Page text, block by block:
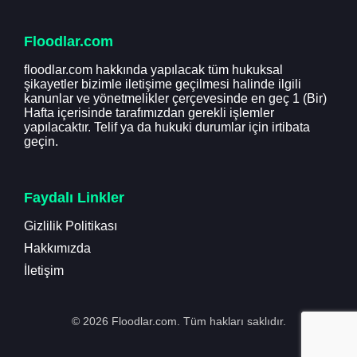
Floodlar.com
floodlar.com hakkında yapılacak tüm hukuksal
şikayetler bizimle iletişime geçilmesi halinde ilgili
kanunlar ve yönetmelikler çerçevesinde en geç 1 (Bir)
Hafta içerisinde tarafımızdan gerekli işlemler
yapılacaktır. Telif ya da hukuki durumlar için irtibata
geçin.
Faydalı Linkler
Gizlilik Politikası
Hakkımızda
İletişim
© 2026 Floodlar.com. Tüm hakları saklıdır.